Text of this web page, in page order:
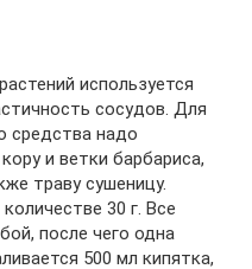
используется
сосудов. Для
средства надо
и ветки барбариса,
траву сушеницу.
30 г. Все
после чего одна
500 мл кипятка,